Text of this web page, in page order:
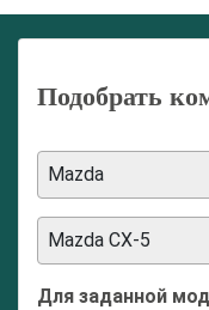
Подобрать
Mazda
Mazda CX-5
Для заданной